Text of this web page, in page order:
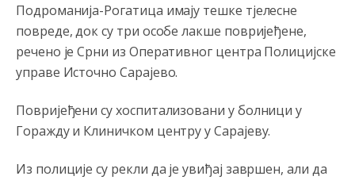
Подроманија-Рогатица имају тешке тјелесне
повреде, док су три особе лакше повријеђене,
речено је Срни из Оперативног центра Полицијске
управе Источно Сарајево.
Повријеђени су хоспитализовани у болници у
Горажду и Клиничком центру у Сарајеву.
Из полиције су рекли да је увиђај завршен, али да
Анонимно2810587 јуче 11:11
Evo dasak vijetra s Romanije,neko iz publike povika,ma
pusti ih ciganija...pocetkom ovog vjeka,neko rece za
Radovana i Ratka kaki su oni srbi...i poce dalje da
besjedi znam ja dobro sta je bilo u Ag-ci...
Анонимно2810587 јуче 11:13
Proguglajte
Анонимно2810587 јуче 11:21